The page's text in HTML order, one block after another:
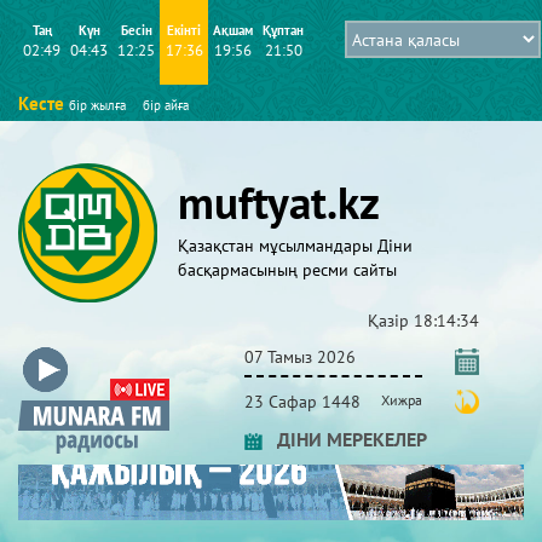
Таң
02:49
Күн
04:43
Бесін
12:25
Екінті
17:36
Ақшам
19:56
Құптан
21:50
Кесте бір жылға бір айға
muftyat.kz
Қазақстан мұсылмандары Діни
басқармасының ресми сайты
Қазір 18:14:35
07 Тамыз 2026
23 Сафар 1448 Хижра
ДІНИ МЕРЕКЕЛЕР